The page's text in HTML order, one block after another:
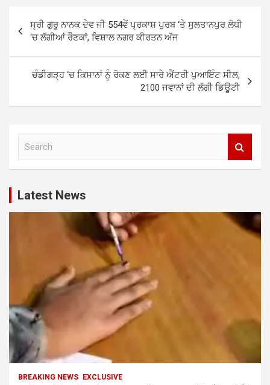
navigation
ਸ੍ਰੀ ਗੁਰੂ ਨਾਨਕ ਦੇਵ ਜੀ 554ਵੇਂ ਪ੍ਰਕਾਸ਼ ਪੁਰਬ ‘ਤੇ ਸੁਲਤਾਨਪੁਰ ਲੋਧੀ
‘ਚ ਲੱਗੀਆਂ ਰੌਣਕਾਂ, ਵਿਸ਼ਾਲ ਨਗਰ ਕੀਰਤਨ ਅੱਜ
ਚੰਡੀਗੜ੍ਹ ‘ਚ ਕਿਸਾਨਾਂ ਨੂੰ ਰੋਕਣ ਲਈ ਸਾਰੇ ਐਂਟਰੀ ਪੁਆਇੰਟ ਸੀਲ,
2100 ਜਵਾਨਾਂ ਦੀ ਲੱਗੀ ਡਿਊਟੀ
c
h
Latest News
BREAKING NEWS EXCLUSIVE